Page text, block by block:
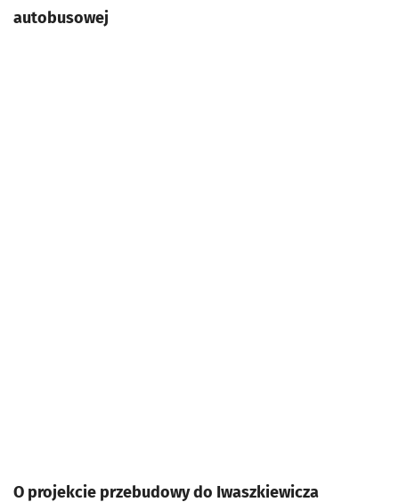
autobusowej
O projekcie przebudowy do Iwaszkiewicza